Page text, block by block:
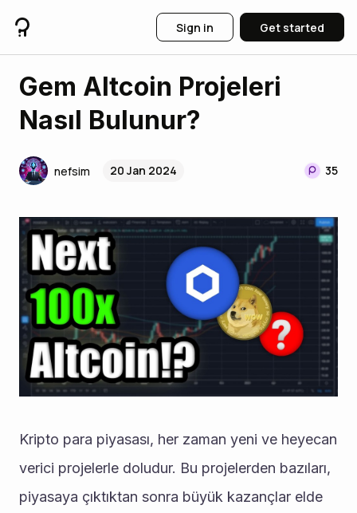
Sign in Get started
Gem Altcoin Projeleri
Nasıl Bulunur?
nefsim 20 Jan 2024 35
Kripto para piyasası, her zaman yeni ve heyecan
verici projelerle doludur. Bu projelerden bazıları,
piyasaya çıktıktan sonra büyük kazançlar elde